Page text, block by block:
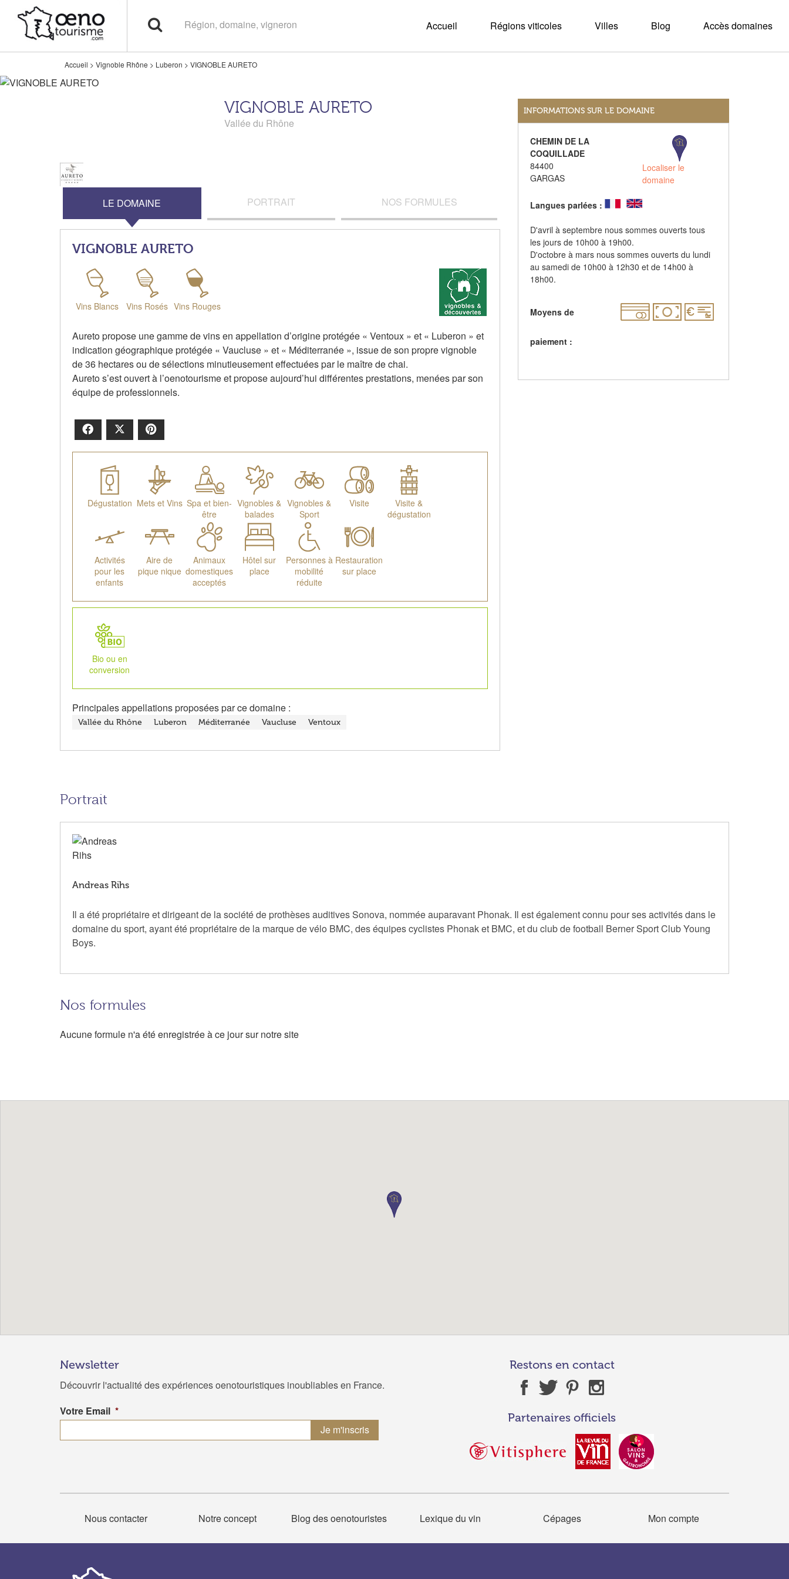
Accueil Régions viticoles Villes Blog Accès domaines
Accueil > Vignoble Rhône > Luberon > VIGNOBLE AURETO
VIGNOBLE AURETO
Vallée du Rhône
LE DOMAINE PORTRAIT NOS FORMULES
VIGNOBLE AURETO
Vins Blancs Vins Rosés Vins Rouges
Aureto propose une gamme de vins en appellation d’origine protégée « Ventoux » et « Luberon » et
indication géographique protégée « Vaucluse » et « Méditerranée », issue de son propre vignoble
de 36 hectares ou de sélections minutieusement effectuées par le maître de chai.
Aureto s’est ouvert à l’oenotourisme et propose aujourd’hui différentes prestations, menées par son
équipe de professionnels.
Facebook
Dégustation Mets et Vins Spa et bien-
être
Vignobles &
balades
Vignobles &
Sport
Visite
Visite &
dégustation
Activités
pour les
enfants
Aire de
pique nique
Animaux
domestiques
acceptés
Hôtel sur
place
Personnes à
mobilité
réduite
Restauration
sur place
Bio ou en
conversion
Principales appellations proposées par ce domaine :
Vallée du Rhône Luberon Méditerranée Vaucluse Ventoux
INFORMATIONS SUR LE DOMAINE
CHEMIN DE LA
COQUILLADE
84400
GARGAS
Localiser le
domaine
Langues parlées :
D'avril à septembre nous sommes ouverts tous
les jours de 10h00 à 19h00.
D'octobre à mars nous sommes ouverts du lundi
au samedi de 10h00 à 12h30 et de 14h00 à
18h00.
Moyens de
paiement :
Portrait
Andreas Rihs
Il a été propriétaire et dirigeant de la société de prothèses auditives Sonova, nommée auparavant Phonak. Il est également connu pour ses activités dans le
domaine du sport, ayant été propriétaire de la marque de vélo BMC, des équipes cyclistes Phonak et BMC, et du club de football Berner Sport Club Young
Boys.
Nos formules
Aucune formule n'a été enregistrée à ce jour sur notre site
Newsletter
Découvrir l'actualité des expériences oenotouristiques inoubliables en France.
Votre Email *
Restons en contact
Partenaires officiels
Nous contacter Notre concept Blog des oenotouristes Lexique du vin Cépages Mon compte